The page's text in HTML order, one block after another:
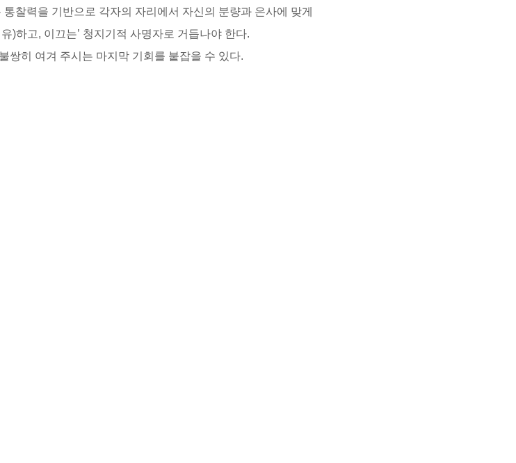
찰력을 기반으로 각자의 자리에서 자신의 분량과 은사에 맞게
)하고, 이끄는’ 청지기적 사명자로 거듭나야 한다.
쌍히 여겨 주시는 마지막 기회를 붙잡을 수 있다.